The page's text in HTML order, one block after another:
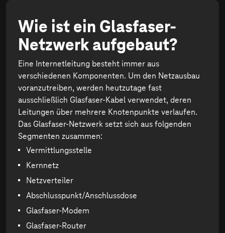
Wie ist ein Glasfaser-
Netzwerk aufgebaut?
Eine Internetleitung besteht immer aus
verschiedenen Komponenten. Um den Netzausbau
voranzutreiben, werden heutzutage fast
ausschließlich Glasfaser-Kabel verwendet, deren
Leitungen über mehrere Knotenpunkte verlaufen.
Das Glasfaser-Netzwerk setzt sich aus folgenden
Segmenten zusammen:
Vermittlungsstelle
Kernnetz
Netzverteiler
Abschlusspunkt/Anschlussdose
Glasfaser-Modem
Glasfaser-Router